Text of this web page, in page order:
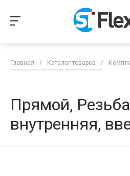
Главная / Каталог товаров /
Прямой,
внутренняя,